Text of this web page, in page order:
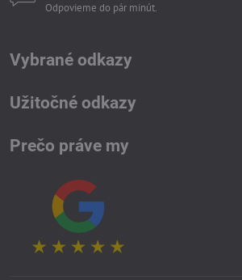
Odpovieme do pár minút.
Vybrané odkazy
Užitočné odkazy
Prečo práve my